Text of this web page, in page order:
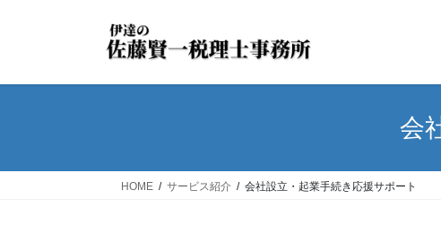
会
HOME サービス紹介 会社設立・起業手続き応援サポート